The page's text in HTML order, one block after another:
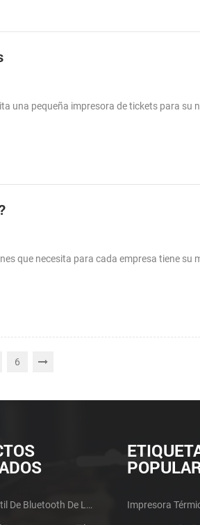
una pequeña impresora de tickets para su
que necesita para cada empresa tiene su
6
58 Móvil Portátil De Bluetooth De La Impresora Térmica De PTP-II Impresora